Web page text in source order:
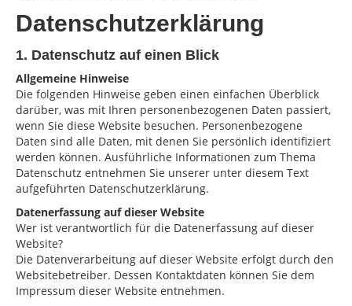
Datenschutzerklärung
1. Datenschutz auf einen Blick
Allgemeine Hinweise
Die folgenden Hinweise geben einen einfachen Überblick
darüber, was mit Ihren personenbezogenen Daten passiert,
wenn Sie diese Website besuchen. Personenbezogene
Daten sind alle Daten, mit denen Sie persönlich identifiziert
werden können. Ausführliche Informationen zum Thema
Datenschutz entnehmen Sie unserer unter diesem Text
aufgeführten Datenschutzerklärung.
Datenerfassung auf dieser Website
Wer ist verantwortlich für die Datenerfassung auf dieser
Website?
Die Datenverarbeitung auf dieser Website erfolgt durch den
Websitebetreiber. Dessen Kontaktdaten können Sie dem
Impressum dieser Website entnehmen.